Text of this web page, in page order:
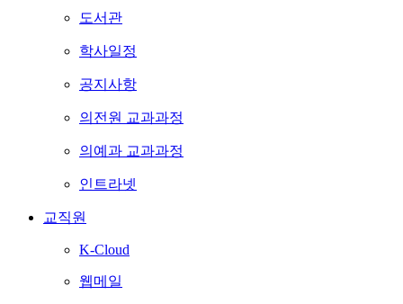
도서관
학사일정
공지사항
의전원 교과과정
의예과 교과과정
인트라넷
교직원
K-Cloud
웹메일